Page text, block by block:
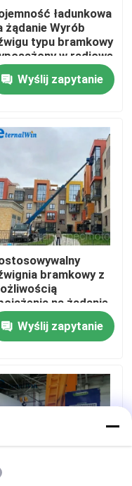
ładunkowa
żądanie Wyrób
typu bramkowy
w radiowe
zdalne
i
ładunku
Wyślij zapytanie
bramkowy z
na żądanie
Null
dla przemysłu
Wyślij zapytanie